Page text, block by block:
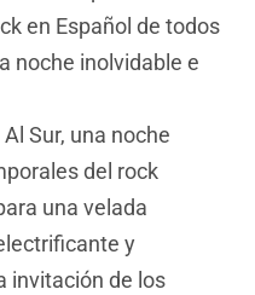
en Español de todos
noche inolvidable e
Sur, una noche
del rock
una velada
y
invitación de los